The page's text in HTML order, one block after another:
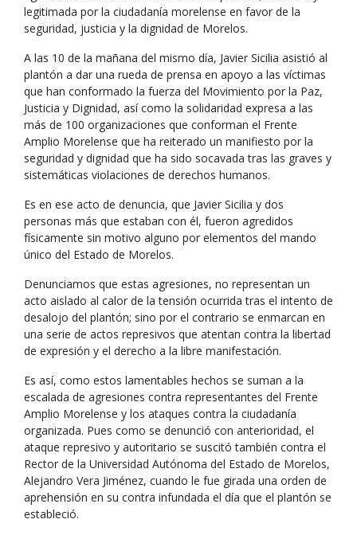
legitimada por la ciudadanía morelense en favor de la
seguridad, justicia y la dignidad de Morelos.
A las 10 de la mañana del mismo día, Javier Sicilia asistió al
plantón a dar una rueda de prensa en apoyo a las víctimas
que han conformado la fuerza del Movimiento por la Paz,
Justicia y Dignidad, así como la solidaridad expresa a las
más de 100 organizaciones que conforman el Frente
Amplio Morelense que ha reiterado un manifiesto por la
seguridad y dignidad que ha sido socavada tras las graves y
sistemáticas violaciones de derechos humanos.
Es en ese acto de denuncia, que Javier Sicilia y dos
personas más que estaban con él, fueron agredidos
físicamente sin motivo alguno por elementos del mando
único del Estado de Morelos.
Denunciamos que estas agresiones, no representan un
acto aislado al calor de la tensión ocurrida tras el intento de
desalojo del plantón; sino por el contrario se enmarcan en
una serie de actos represivos que atentan contra la libertad
de expresión y el derecho a la libre manifestación.
Es así, como estos lamentables hechos se suman a la
escalada de agresiones contra representantes del Frente
Amplio Morelense y los ataques contra la ciudadanía
organizada. Pues como se denunció con anterioridad, el
ataque represivo y autoritario se suscitó también contra el
Rector de la Universidad Autónoma del Estado de Morelos,
Alejandro Vera Jiménez, cuando le fue girada una orden de
aprehensión en su contra infundada el día que el plantón se
estableció.